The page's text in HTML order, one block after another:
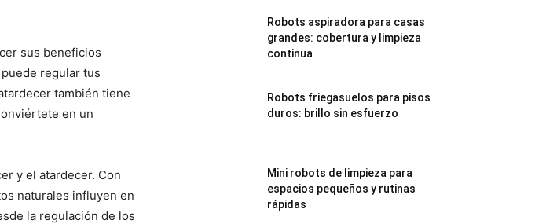
sus beneficios
regular tus
también tiene
en un
y el atardecer. Con
naturales influyen en
la regulación de los
Robots aspiradora para casas
grandes: cobertura y limpieza
continua
Robots friegasuelos para pisos
duros: brillo sin esfuerzo
Mini robots de limpieza para
espacios pequeños y rutinas
rápidas